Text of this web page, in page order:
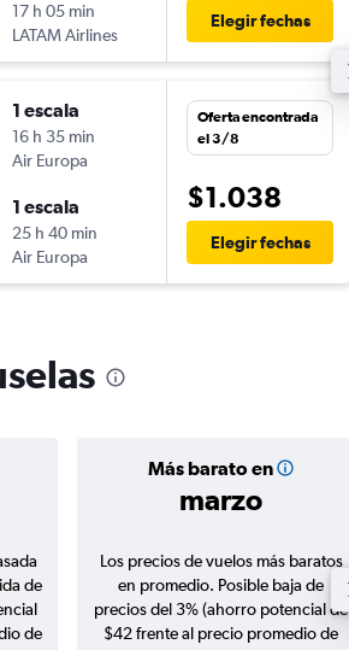
17 h 05 min
LATAM Airlines
Elegir fechas
1 escala
16 h 35 min
Air Europa
1 escala
25 h 40 min
Air Europa
Oferta encontrada
el 3/8
$1.038
Elegir fechas
Más barato en
marzo
de
de
Los precios de vuelos más baratos
en promedio. Posible baja de
precios del 3% (ahorro potencial de
$42 frente al precio promedio de